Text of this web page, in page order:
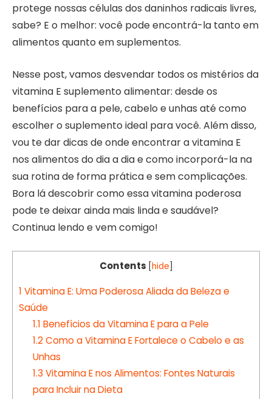
protege nossas células dos daninhos radicais livres,
sabe? E o melhor: você pode encontrá-la tanto em
alimentos quanto em suplementos.
Nesse post, vamos desvendar todos os mistérios da
vitamina E suplemento alimentar: desde os
benefícios para a pele, cabelo e unhas até como
escolher o suplemento ideal para você. Além disso,
vou te dar dicas de onde encontrar a vitamina E
nos alimentos do dia a dia e como incorporá-la na
sua rotina de forma prática e sem complicações.
Bora lá descobrir como essa vitamina poderosa
pode te deixar ainda mais linda e saudável?
Continua lendo e vem comigo!
Contents hide
1 Vitamina E: Uma Poderosa Aliada da Beleza e
Saúde
1.1 Benefícios da Vitamina E para a Pele
1.2Como a Vitamina E Fortalece o Cabelo e as
Unhas
1.3 Vitamina E nos Alimentos: Fontes Naturais
para Incluir na Dieta